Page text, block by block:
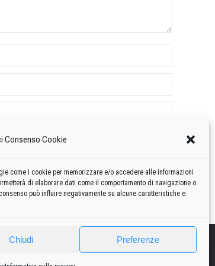
Consenso Cookie
come i cookie per memorizzare e/o accedere alle informazioni
di elaborare dati come il comportamento di navigazione o
può influire negativamente su alcune caratteristiche e
Chiudi Preferenze